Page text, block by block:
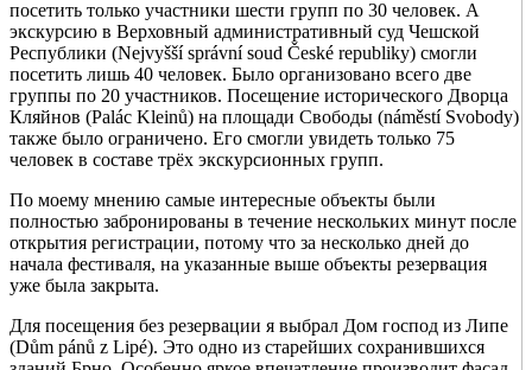
посетить только участники шести групп по 30 человек. А
экскурсию в Верховный административный суд Чешской
Республики (Nejvyšší správní soud České republiky) смогли
посетить лишь 40 человек. Было организовано всего две
группы по 20 участников. Посещение исторического Дворца
Кляйнов (Palác Kleinů) на площади Свободы (náměstí Svobody)
также было ограничено. Его смогли увидеть только 75
человек в составе трёх экскурсионных групп.
По моему мнению самые интересные объекты были
полностью забронированы в течение нескольких минут после
открытия регистрации, потому что за несколько дней до
начала фестиваля, на указанные выше объекты резервация
уже была закрыта.
Для посещения без резервации я выбрал Дом господ из Липе
(Dům pánů z Lipé). Это одно из старейших сохранившихся